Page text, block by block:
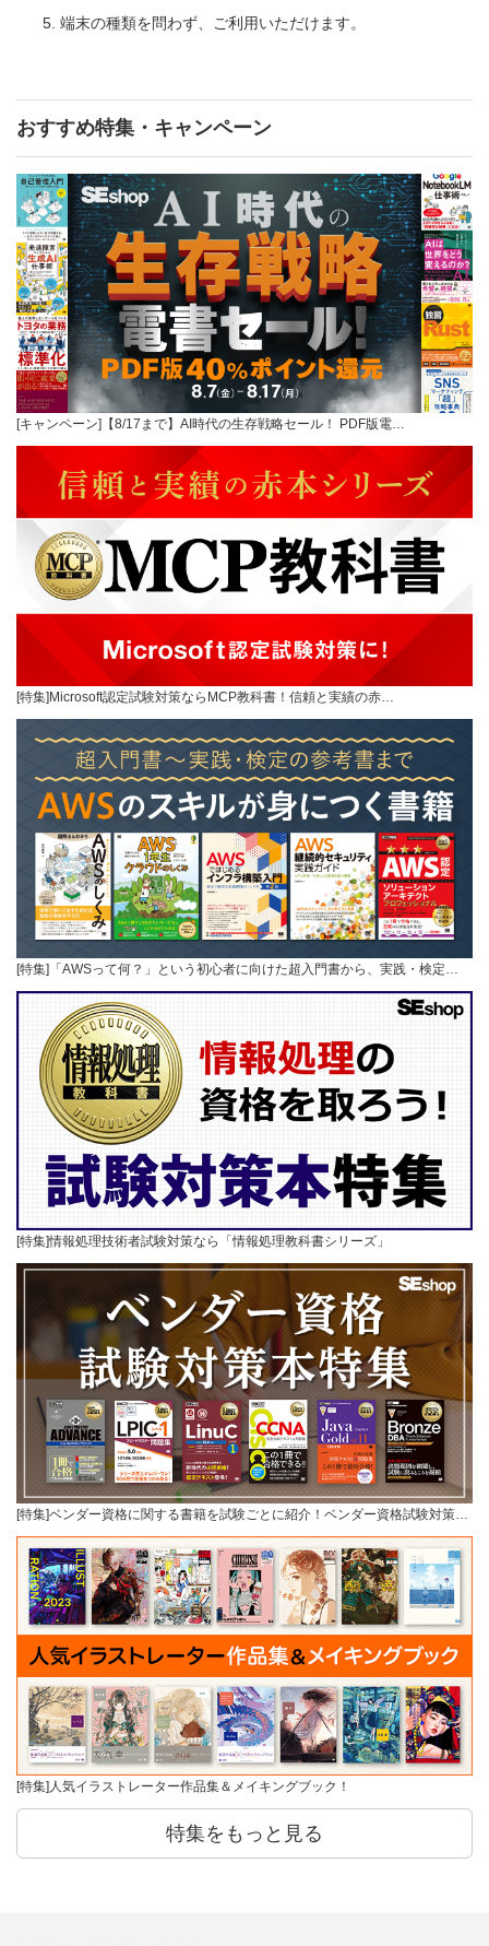
端末の種類を問わず、ご利用いただけます。
おすすめ特集・キャンペーン
[キャンペーン]【8/17まで】AI時代の生存戦略セール！ PDF版電…
[特集]Microsoft認定試験対策ならMCP教科書！信頼と実績の赤…
[特集]「AWSって何？」という初心者に向けた超入門書から、実践・検定…
[特集]情報処理技術者試験対策なら「情報処理教科書シリーズ」
[特集]ベンダー資格に関する書籍を試験ごとに紹介！ベンダー資格試験対策…
[特集]人気イラストレーター作品集＆メイキングブック！
特集をもっと見る